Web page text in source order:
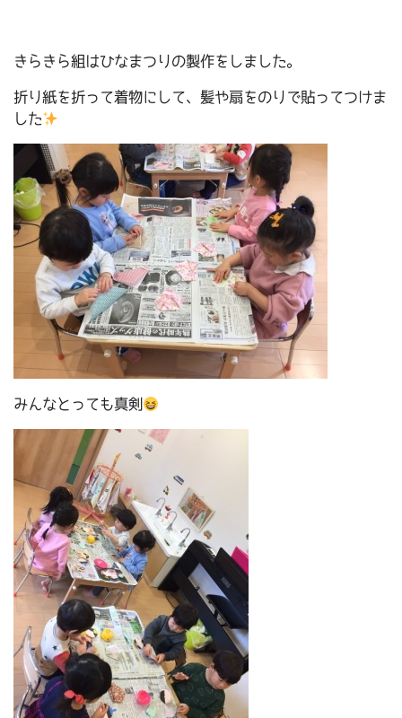
きらきら組はひなまつりの製作をしました。
折り紙を折って着物にして、髪や扇をのりで貼ってつけま
した
みんなとっても真剣